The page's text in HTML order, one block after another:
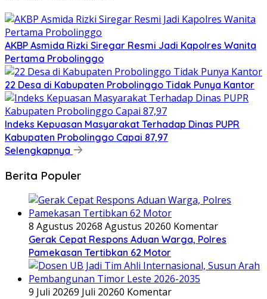
AKBP Asmida Rizki Siregar Resmi Jadi Kapolres Wanita
Pertama Probolinggo
22 Desa di Kabupaten Probolinggo Tidak Punya Kantor
Indeks Kepuasan Masyarakat Terhadap Dinas PUPR
Kabupaten Probolinggo Capai 87,97
Selengkapnya
Berita Populer
8 Agustus 20268 Agustus 20260 Komentar
Gerak Cepat Respons Aduan Warga, Polres
Pamekasan Tertibkan 62 Motor
9 Juli 20269 Juli 20260 Komentar